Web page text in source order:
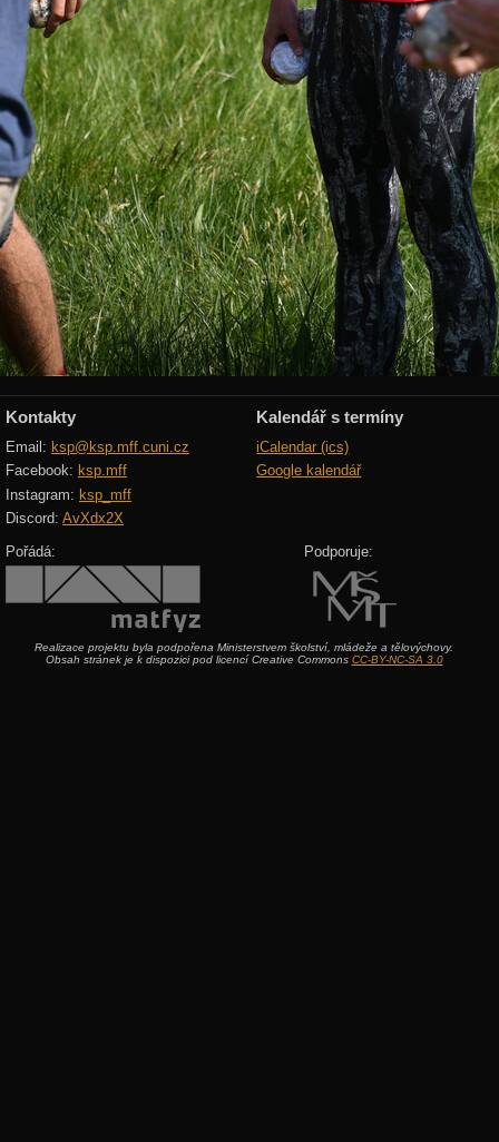
Kontakty
Email: ksp@ksp.mff.cuni.cz
Facebook: ksp.mff
Instagram: ksp_mff
Discord: AvXdx2X
Kalendář s termíny
iCalendar (ics)
Google kalendář
Pořádá: Podporuje:
Realizace projektu byla podpořena Ministerstvem školství, mládeže a tělovýchovy.
Obsah stránek je k dispozici pod licencí Creative Commons CC-BY-NC-SA 3.0